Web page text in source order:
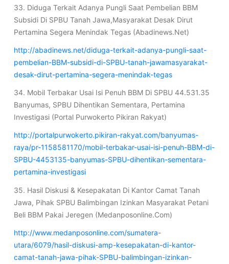
33. Diduga Terkait Adanya Pungli Saat Pembelian BBM
Subsidi Di SPBU Tanah Jawa,Masyarakat Desak Dirut
Pertamina Segera Menindak Tegas (Abadinews.Net)
http://abadinews.net/diduga-terkait-adanya-pungli-saat-
pembelian-BBM-subsidi-di-SPBU-tanah-jawamasyarakat-
desak-dirut-pertamina-segera-menindak-tegas
34. Mobil Terbakar Usai Isi Penuh BBM Di SPBU 44.531.35
Banyumas, SPBU Dihentikan Sementara, Pertamina
Investigasi (Portal Purwokerto Pikiran Rakyat)
http://portalpurwokerto.pikiran-rakyat.com/banyumas-
raya/pr-1158581170/mobil-terbakar-usai-isi-penuh-BBM-di-
SPBU-4453135-banyumas-SPBU-dihentikan-sementara-
pertamina-investigasi
35. Hasil Diskusi & Kesepakatan Di Kantor Camat Tanah
Jawa, Pihak SPBU Balimbingan Izinkan Masyarakat Petani
Beli BBM Pakai Jeregen (Medanposonline.Com)
http://www.medanposonline.com/sumatera-
utara/6079/hasil-diskusi-amp-kesepakatan-di-kantor-
camat-tanah-jawa-pihak-SPBU-balimbingan-izinkan-